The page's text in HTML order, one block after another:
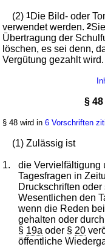
(2)1Die Bild- oder
verwendet werden.2
Übertragung der
löschen, es sei denn,
Vergütung gezahlt wird.
§
§ 48 wird in6 Vorschriften
(1) Zulässig ist
1.
die Vervielfältigung
Tagesfragen in
Druckschriften
Wesentlichen den
wenn die Reden
gehalten oder
§ 19a oder § 20
öffentliche